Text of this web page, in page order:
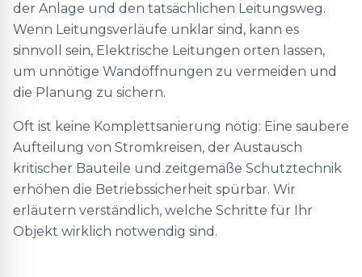
der Anlage und den tatsächlichen Leitungsweg.
Wenn Leitungsverläufe unklar sind, kann es
sinnvoll sein, Elektrische Leitungen orten lassen,
um unnötige Wandöffnungen zu vermeiden und
die Planung zu sichern.
Oft ist keine Komplettsanierung nötig: Eine saubere
Aufteilung von Stromkreisen, der Austausch
kritischer Bauteile und zeitgemäße Schutztechnik
erhöhen die Betriebssicherheit spürbar. Wir
erläutern verständlich, welche Schritte für Ihr
Objekt wirklich notwendig sind.